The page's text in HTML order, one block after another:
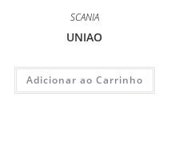
SCANIA
UNIAO
Adicionar ao Carrinho